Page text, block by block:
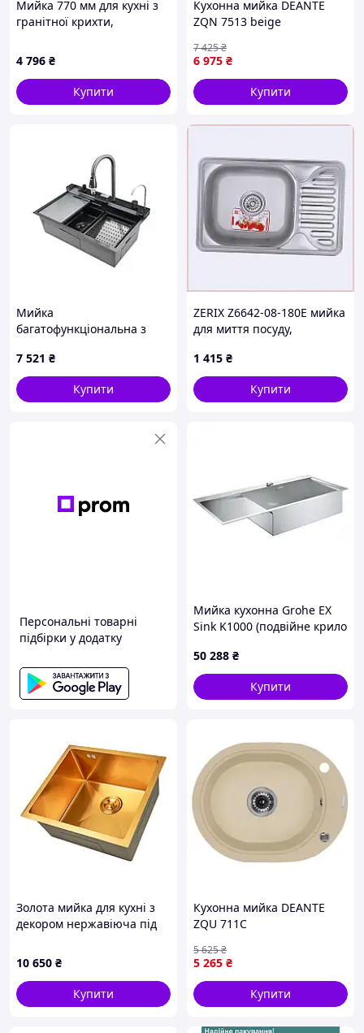
видно краплі води.
якісний
євросифон (110 мм) і комплект
кріплень уже в наборі.
Технічні характеристики:Розміри:
600х500х210 мм | Чаша: 550х400х210
PVD Black | Гарантія: 6 місяців.
Мийка 770 мм для кухні з
гранітної крихти,
4 796 ₴
Купити
Кухонна мийка DEANTE
ZQN 7513 beige
6 975 ₴
7 425₴
Купити
Мийка
багатофункціональна з
MIXXUS MH7546-SET-06
MICRO DECOR GRAPHITE з
нерж. сталі (MI8414)
7 521 ₴
Купити
ZERIX Z6642-08-180E мийка
для миття посуду,
1 415 ₴
Купити
Персональні товарні
підбірки у додатку
Мийка кухонна Grohe EX
Sink K1000 (подвійне крило
50 288 ₴
Купити
Золота мийка для кухні з
декором нержавіюча під
10 650 ₴
Купити
Кухонна мийка DEANTE
ZQU 711C
5 265 ₴
5 625₴
Купити